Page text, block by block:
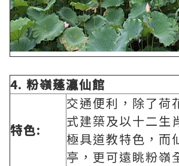
4. 粉嶺蓬灜仙館
特色:
交通便利，除了荷
式建築及以十二生
極具道教特色，而
亭，更可遠眺粉嶺